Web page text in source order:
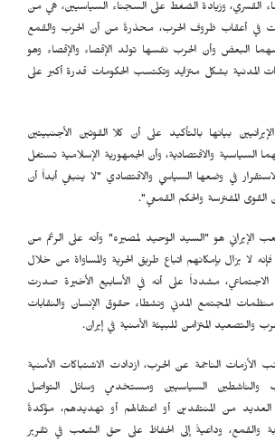
القسري، وزيادة الضغط على السجناء السياسيين، هي من
في أعقاب ظروف الحرب، محذرةً من أن الحرب والقمع
البعض وأن الحرب نفسها تولد الإقصاء والإقصاء وهو
المدنية بشكل متزايد وتكتسب الحكومات قدرة أكبر على
بيانها بالتأكيد على أن كلا القوتين الأجنبيتين
السياسية والاقتصادية، وأن الجمهورية الإسلامية تستغل
في وضعها السياسي والاقتصادي "لا ينبغي أبداً أن
المفترسة والحكم القمعي".
الإيراني هو "السيد الوحيد لمصيره" وأنه على الرغم من
لا يزال بإمكانهم اتباع طريق الحرية والمساواة من خلال
الاجتماعي، مشدداً على أنه في الأسابيع الأخيرة صدرت
المجتمع المدني ونشطاء حقوق الإنسان والنقابات
والتصعيد المتزامن للبيئة الأمنية في إيران.
الأزمات الناجمة عن الحرب، ازدادت الاشتباكات الأمنية
والناشطين السياسيين ومستخدمي وسائل التواصل
العديد من المنتقدين أو اعتقالهم أو تهديدهم، مؤكدةً
والقمع، وداعيةً إلى الحفاظ على حق الشعب في تقرير